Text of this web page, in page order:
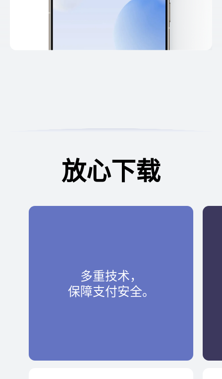
放心下载
多重技术，
保障支付安全。